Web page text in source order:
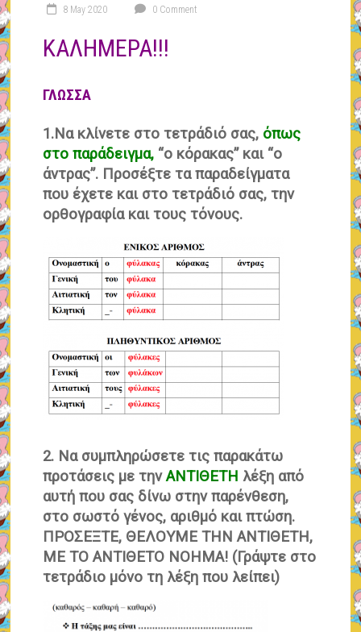
8 May 2020 0 Comment
ΚΑΛΗΜΕΡΑ!!!
ΓΛΩΣΣΑ
1.Να κλίνετε στο τετράδιό σας, όπως
στο παράδειγμα, “ο κόρακας” και “ο
άντρας”. Προσέξτε τα παραδείγματα
που έχετε και στο τετράδιό σας, την
ορθογραφία και τους τόνους.
2. Να συμπληρώσετε τις παρακάτω
προτάσεις με τηνΑΝΤΙΘΕΤΗ λέξη από
αυτή που σας δίνω στην παρένθεση,
στο σωστό γένος, αριθμό και πτώση.
ΠΡΟΣΕΞΤΕ, ΘΕΛΟΥΜΕ ΤΗΝ ΑΝΤΙΘΕΤΗ,
ΜΕ ΤΟ ΑΝΤΙΘΕΤΟ ΝΟΗΜΑ! (Γράψτε στο
τετράδιο μόνο τη λέξη που λείπει)